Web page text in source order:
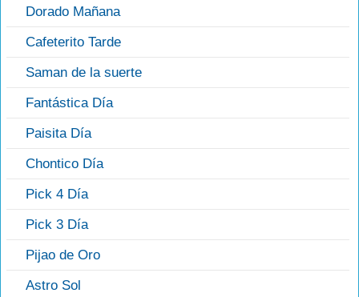
Dorado Mañana
Cafeterito Tarde
Saman de la suerte
Fantástica Día
Paisita Día
Chontico Día
Pick 4 Día
Pick 3 Día
Pijao de Oro
Astro Sol